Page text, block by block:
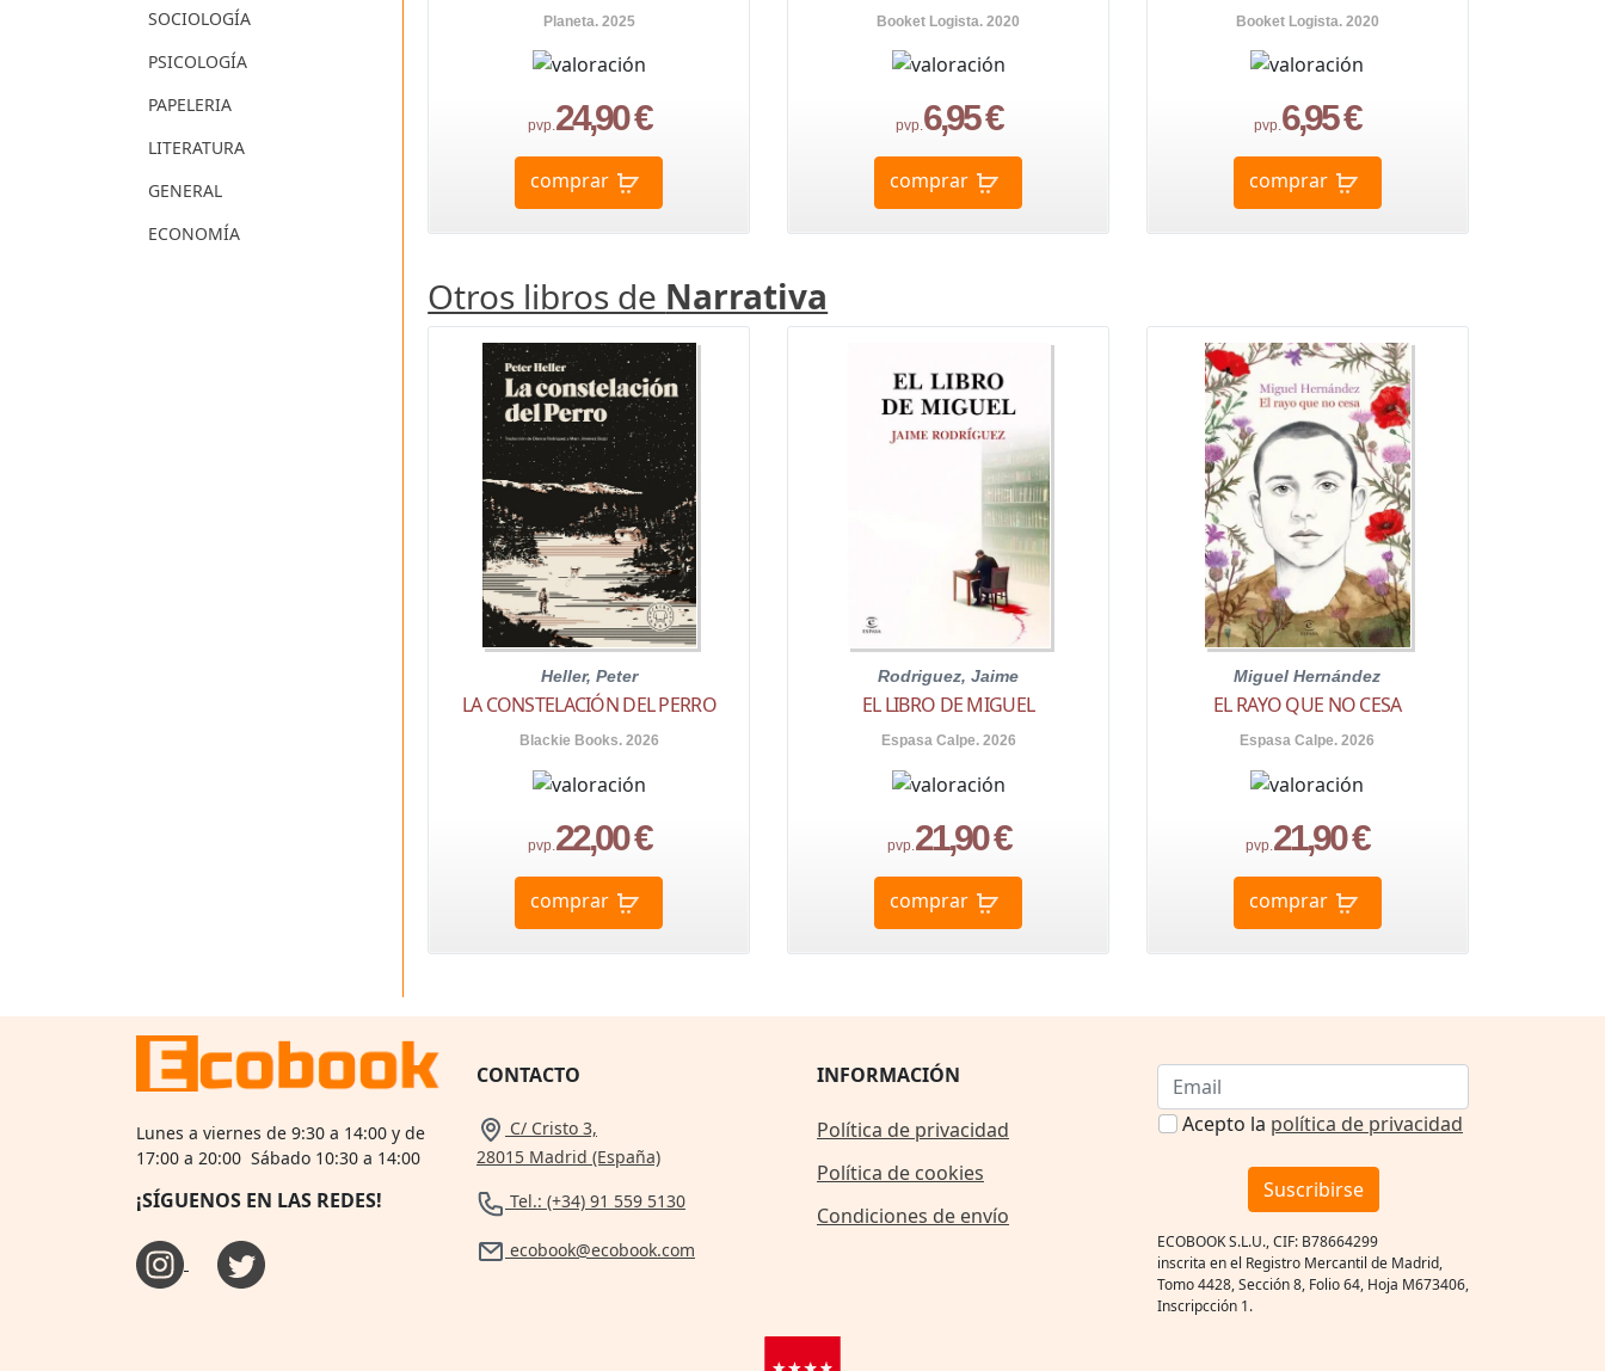
SOCIOLOGÍA
PSICOLOGÍA
PAPELERIA
LITERATURA
GENERAL
ECONOMÍA
Planeta. 2025
pvp.24,90 €
comprar
Booket Logista. 2020
pvp.6,95 €
comprar
Booket Logista. 2020
pvp.6,95 €
comprar
Otros libros de Narrativa
Heller, Peter
LA CONSTELACIÓN DEL PERRO
Blackie Books. 2026
pvp.22,00 €
comprar
Rodriguez, Jaime
EL LIBRO DE MIGUEL
Espasa Calpe. 2026
pvp.21,90 €
comprar
Miguel Hernández
EL RAYO QUE NO CESA
Espasa Calpe. 2026
pvp.21,90 €
comprar
Lunes a viernes de 9:30 a 14:00 y de
17:00 a 20:00 Sábado 10:30 a 14:00
¡SÍGUENOS EN LAS REDES!
CONTACTO
C/ Cristo 3,
28015 Madrid (España)
Tel.: (+34) 91 559 5130
ecobook@ecobook.com
INFORMACIÓN
Política de privacidad
Política de cookies
Condiciones de envío
Acepto la política de privacidad
Suscribirse
ECOBOOK S.L.U., CIF: B78664299
inscrita en el Registro Mercantil de Madrid,
Tomo 4428, Sección 8, Folio 64, Hoja M673406,
Inscripcción 1.